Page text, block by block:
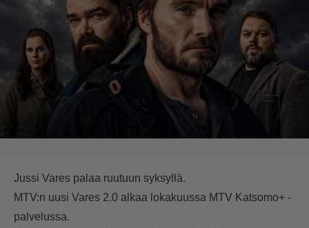
Jussi Vares palaa ruutuun syksyllä.
MTV:n uusi Vares 2.0 alkaa lokakuussa MTV Katsomo+ -
palvelussa.